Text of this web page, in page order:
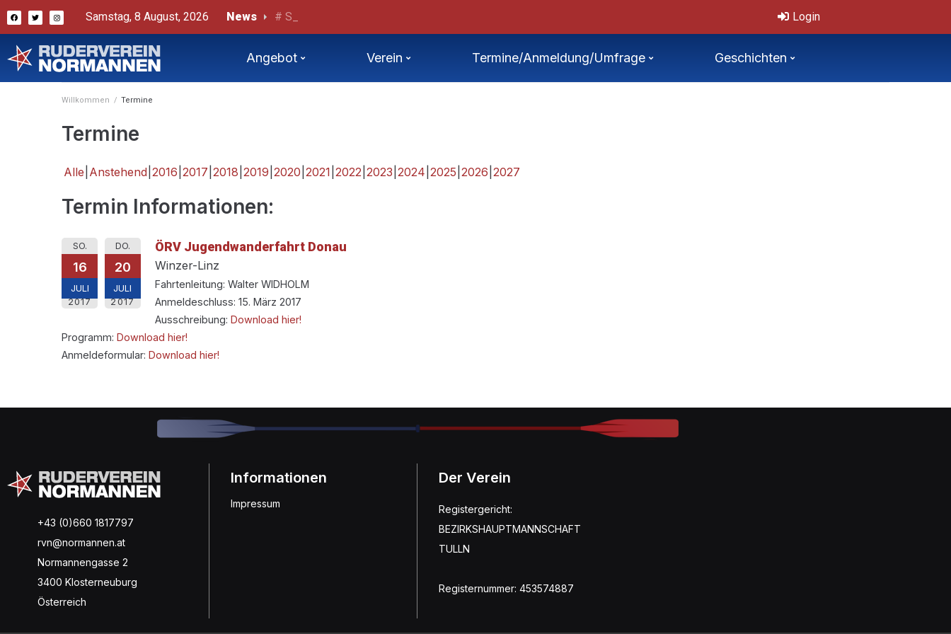
Samstag, 8 August, 2026 News # Sternf
Bericht von Sprint-ÖM Login
Angebot Verein Termine/Anmeldung/Umfrage Geschichten
Willkommen / Termine
Termine
Alle Anstehend 2016 2017 2018 2019 2020 2021 2022 2023 2024 2025 2026 2027
Termin Informationen:
SO.
16
JULI
2017
DO.
20
JULI
2017
ÖRV Jugendwanderfahrt Donau
Winzer-Linz
Fahrtenleitung: Walter WIDHOLM
Anmeldeschluss: 15. März 2017
Ausschreibung: Download hier!
Programm: Download hier!
Anmeldeformular: Download hier!
+43 (0)660 1817797
rvn@normannen.at
Normannengasse 2
3400 Klosterneuburg
Österreich
Informationen
Impressum
Der Verein
Registergericht:
BEZIRKSHAUPTMANNSCHAFT
TULLN
Registernummer: 453574887